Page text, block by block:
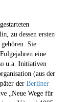
zu dessen ersten
Sie
eine
u.a. Initiativen
(aus der
der Berliner
„Neue Wege für